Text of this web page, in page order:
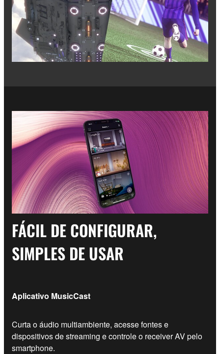
FÁCIL DE CONFIGURAR,
SIMPLES DE USAR
Aplicativo MusicCast
Curta o áudio multiambiente, acesse fontes e
dispositivos de streaming e controle o receiver AV pelo
smartphone.